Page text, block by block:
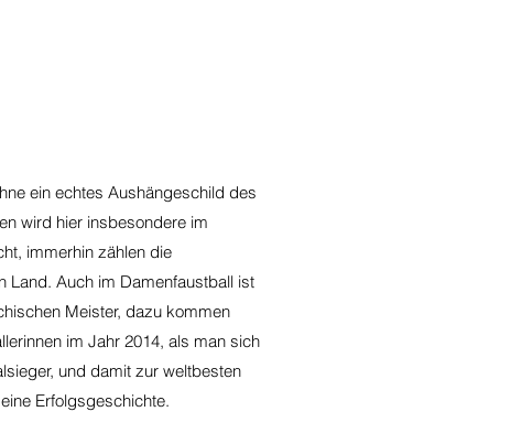
ein echtes Aushängeschild des
wird hier insbesondere im
immerhin zählen die
Land. Auch im Damenfaustball ist
Meister, dazu kommen
im Jahr 2014, als man sich
und damit zur weltbesten
Erfolgsgeschichte.